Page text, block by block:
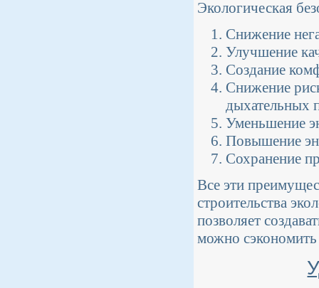
Экологическая
Снижение
Улучшение
Создание
Снижение
дыхательных
Уменьшение
Повышение
Сохранение
Все эти
строительства
позволяет
можно сэкономить